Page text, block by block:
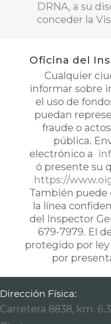
DRNA, a su
conceder la
Oficina del
Cualquier
informar sobre
el uso de
puedan
fraude o
pública.
electrónico a
ó presente su
https://
También puede
la línea
del Inspector
679-7979. El
protegido por
por
Dirección Física:
Carretera 8838, km.